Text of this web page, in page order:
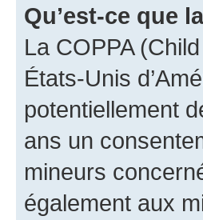
Qu’est-ce que
La COPPA
États-Unis
potentiellement
ans un
mineurs
également aux